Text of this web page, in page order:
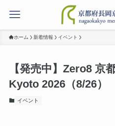
ホーム 新着情報 イベント
【発売中】Zero8
Kyoto 2026（8/26）
イベント